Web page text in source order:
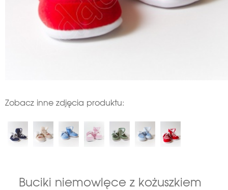
Zobacz inne zdjęcia produktu:
Buciki niemowlęce z kożuszkiem